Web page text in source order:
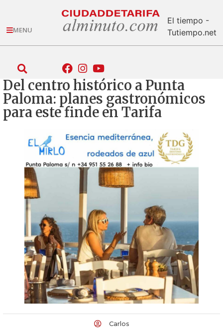
MENU
El tiempo -
Tutiempo.net
Del centro histórico a Punta
Paloma: planes gastronómicos
para este finde en Tarifa
Carlos